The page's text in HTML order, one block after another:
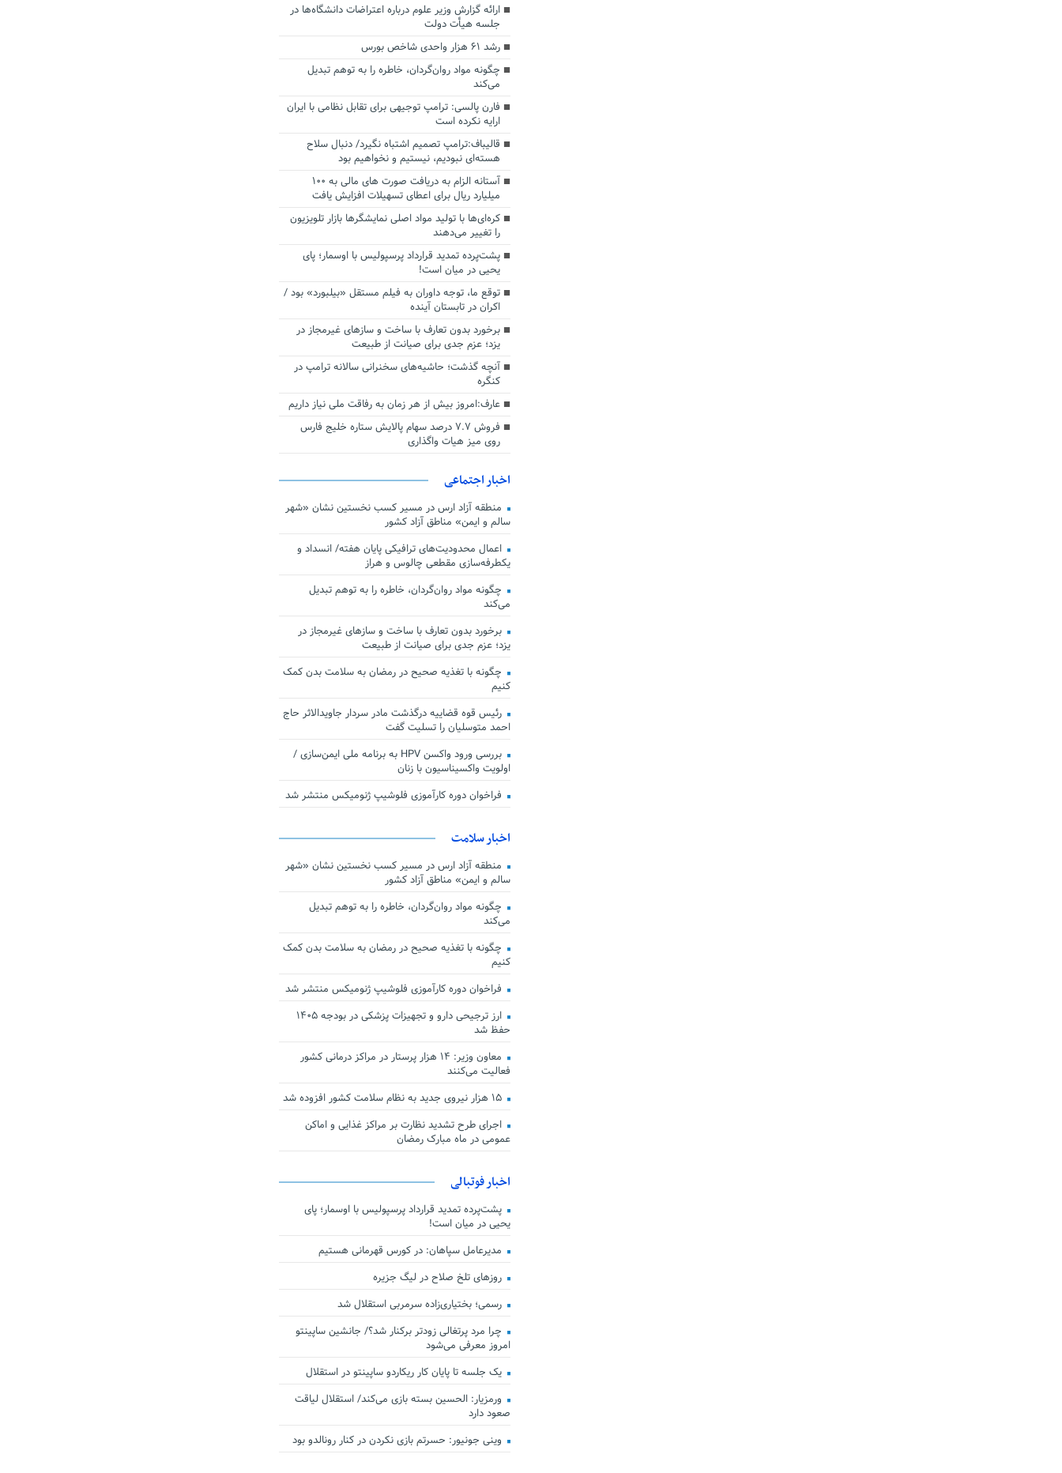
ارائه گزارش وزیر علوم درباره اعتراضات دانشگاه‌ها در
جلسه هیأت دولت
رشد ۶۱ هزار واحدی شاخص بورس
چگونه مواد روان‌گردان، خاطره را به توهم تبدیل
می‌کند
فارن پالسی: ترامپ توجیهی برای تقابل نظامی با ایران
ارایه نکرده است
قالیباف:ترامپ تصمیم اشتباه نگیرد/ دنبال سلاح
هسته‌ای نبودیم، نیستیم و نخواهیم بود
آستانه الزام به دریافت صورت های مالی به ۱۰۰
میلیارد ریال برای اعطای تسهیلات افزایش یافت
کره‌ای‌ها با تولید مواد اصلی نمایشگرها بازار تلویزیون
را تغییر می‌دهند
پشت‌پرده تمدید قرارداد پرسپولیس با اوسمار؛ پای
یحیی در میان است!
توقع ما، توجه داوران به فیلم مستقل «بیلبورد» بود /
اکران در تابستان آینده
برخورد بدون تعارف با ساخت‌ و سازهای غیرمجاز در
یزد؛ عزم جدی برای صیانت از طبیعت
آنچه گذشت؛ حاشیه‌های سخنرانی سالانه ترامپ در
کنگره
عارف:امروز بیش از هر زمان به رفاقت ملی نیاز داریم
فروش ۷.۷ درصد سهام پالایش ستاره خلیج فارس
روی میز هیات واگذاری
اخبار اجتماعی
منطقه آزاد ارس در مسیر کسب نخستین نشان «شهر
سالم و ایمن» مناطق آزاد کشور
اعمال محدودیت‌های ترافیکی پایان هفته/ انسداد و
یکطرفه‌سازی مقطعی چالوس و هراز
چگونه مواد روان‌گردان، خاطره را به توهم تبدیل
می‌کند
برخورد بدون تعارف با ساخت‌ و سازهای غیرمجاز در
یزد؛ عزم جدی برای صیانت از طبیعت
چگونه با تغذیه صحیح در رمضان به سلامت بدن کمک
کنیم
رئیس قوه قضاییه درگذشت مادر سردار جاویدالاثر حاج
احمد متوسلیان را تسلیت گفت
بررسی ورود واکسن HPV به برنامه ملی ایمن‌سازی /
اولویت واکسیناسیون با زنان
فراخوان دوره کارآموزی فلوشیپ ژنومیکس منتشر شد
اخبار سلامت
منطقه آزاد ارس در مسیر کسب نخستین نشان «شهر
سالم و ایمن» مناطق آزاد کشور
چگونه مواد روان‌گردان، خاطره را به توهم تبدیل
می‌کند
چگونه با تغذیه صحیح در رمضان به سلامت بدن کمک
کنیم
فراخوان دوره کارآموزی فلوشیپ ژنومیکس منتشر شد
ارز ترجیحی دارو و تجهیزات پزشکی در بودجه ۱۴۰۵
حفظ شد
معاون وزیر: ۱۴ هزار پرستار در مراکز درمانی کشور
فعالیت می‌کنند
۱۵ هزار نیروی جدید به نظام سلامت کشور افزوده شد
اجرای طرح تشدید نظارت بر مراکز غذایی و اماکن
عمومی در ماه مبارک رمضان
اخبار فوتبالی
پشت‌پرده تمدید قرارداد پرسپولیس با اوسمار؛ پای
یحیی در میان است!
مدیرعامل سپاهان: در کورس قهرمانی هستیم
روزهای تلخ صلاح در لیگ جزیره
رسمی؛ بختیاری‌زاده سرمربی استقلال شد
چرا مرد پرتغالی زودتر برکنار شد؟/ جانشین ساپینتو
امروز معرفی می‌شود
یک جلسه تا پایان کار ریکاردو ساپینتو در استقلال
ورمزیار: الحسین بسته بازی می‌کند/ استقلال لیاقت
صعود دارد
وینی جونیور: حسرتم بازی نکردن در کنار رونالدو بود